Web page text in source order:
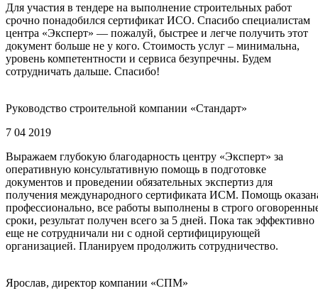
Для участия в тендере на выполнение строительных работ
срочно понадобился сертификат ИСО. Спасибо специалистам
центра «Эксперт» — пожалуй, быстрее и легче получить этот
документ больше не у кого. Стоимость услуг – минимальна,
уровень компетентности и сервиса безупречны. Будем
сотрудничать дальше. Спасибо!
Руководство строительной компании «Стандарт»
7 04 2019
Выражаем глубокую благодарность центру «Эксперт» за
оперативную консультативную помощь в подготовке
документов и проведении обязательных экспертиз для
получения международного сертификата ИСМ. Помощь
профессионально, все работы выполнены в строго
сроки, результат получен всего за 5 дней. Пока так эффективно
еще не сотрудничали ни с одной сертифицирующей
организацией. Планируем продолжить сотрудничество.
Ярослав, директор компании «СПМ»